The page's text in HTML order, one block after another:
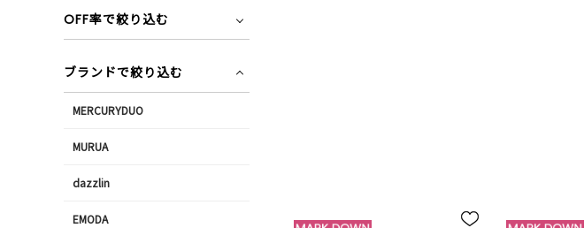
OFF率で絞り込む
ブランドで絞り込む
MERCURYDUO
MURUA
dazzlin
EMODA